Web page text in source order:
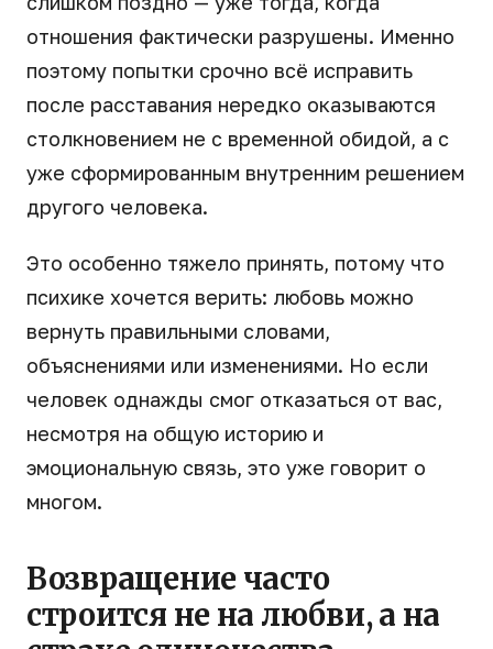
отношения фактически разрушены. Именно
поэтому попытки срочно всё исправить
после расставания нередко оказываются
столкновением не с временной обидой, а с
уже сформированным внутренним решением
другого человека.
Это особенно тяжело принять, потому что
психике хочется верить: любовь можно
вернуть правильными словами,
объяснениями или изменениями. Но если
человек однажды смог отказаться от вас,
несмотря на общую историю и
эмоциональную связь, это уже говорит о
многом.
Возвращение часто
строится не на любви, а на